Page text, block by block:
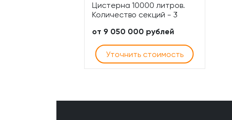
Цистерна 10000 литров.
Количество секций - 3
от 9 050 000 рублей
Уточнить стоимость